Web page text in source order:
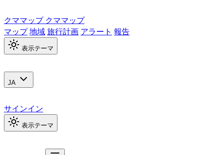
クママップ クママップ
マップ地域旅行計画 アラート 報告
表示テーマ
JA
サインイン
表示テーマ